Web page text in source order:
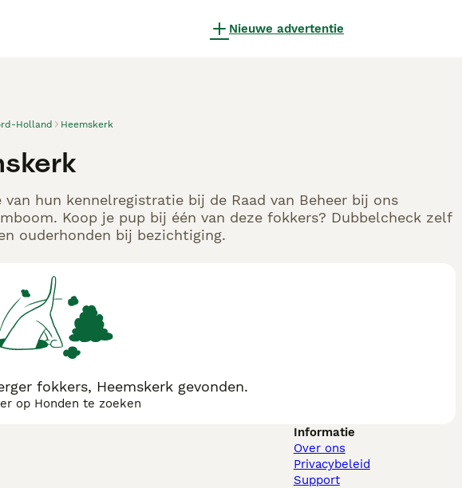
Nieuwe advertentie
Holland Heemskerk
hun kennelregistratie bij de Raad van Beheer bij ons
Koop je pup bij één van deze fokkers? Dubbelcheck zelf
ouderhonden bij bezichtiging.
fokkers, Heemskerk gevonden.
op Honden te zoeken
Informatie
Over ons
Privacybeleid
Support